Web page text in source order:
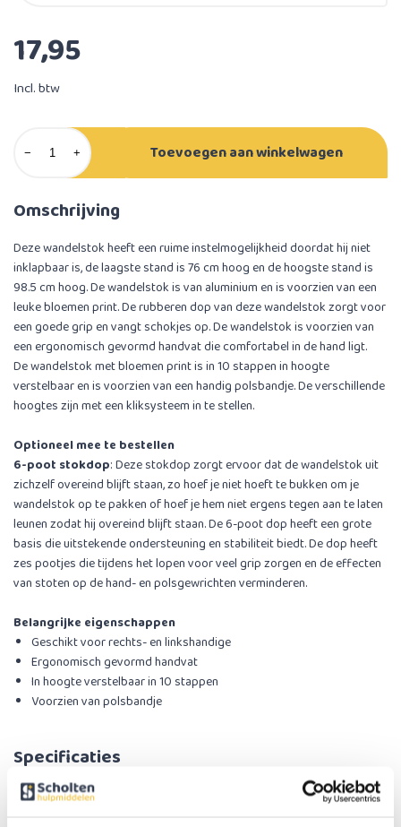
17,95
Incl. btw
− + Toevoegen aan winkelwagen
Omschrijving
Deze wandelstok heeft een ruime instelmogelijkheid doordat hij niet
inklapbaar is, de laagste stand is 76 cm hoog en de hoogste stand is
98.5 cm hoog. De wandelstok is van aluminium en is voorzien van een
leuke bloemen print. De rubberen dop van deze wandelstok zorgt voor
een goede grip en vangt schokjes op. De wandelstok is voorzien van
een ergonomisch gevormd handvat die comfortabel in de hand ligt.
De wandelstok met bloemen print is in 10 stappen in hoogte
verstelbaar en is voorzien van een handig polsbandje. De verschillende
hoogtes zijn met een kliksysteem in te stellen.
Optioneel mee te bestellen
6-poot stokdop: Deze stokdop zorgt ervoor dat de wandelstok uit
zichzelf overeind blijft staan, zo hoef je niet hoeft te bukken om je
wandelstok op te pakken of hoef je hem niet ergens tegen aan te laten
leunen zodat hij overeind blijft staan. De 6-poot dop heeft een grote
basis die uitstekende ondersteuning en stabiliteit biedt. De dop heeft
zes pootjes die tijdens het lopen voor veel grip zorgen en de effecten
van stoten op de hand- en polsgewrichten verminderen.
Belangrijke eigenschappen
Geschikt voor rechts- en linkshandige
Ergonomisch gevormd handvat
In hoogte verstelbaar in 10 stappen
Voorzien van polsbandje
Specificaties
Maximale gebruikersgewicht
110 kg